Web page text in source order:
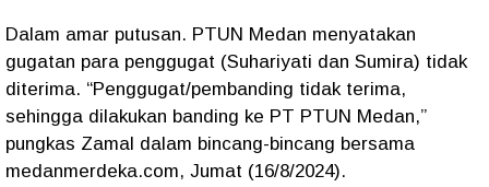
Dalam amar putusan. PTUN Medan menyatakan
gugatan para penggugat (Suhariyati dan Sumira) tidak
diterima. “Penggugat/pembanding tidak terima,
sehingga dilakukan banding ke PT PTUN Medan,”
pungkas Zamal dalam bincang-bincang bersama
medanmerdeka.com, Jumat (16/8/2024).